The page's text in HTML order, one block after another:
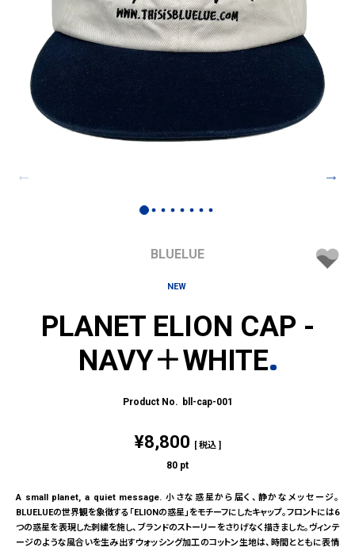
BLUELUE
NEW
PLANET ELION CAP -
NAVY＋WHITE
bll-cap-001
¥8,800 税込
80 pt
A small planet, a quiet message. 小さな惑星から届く、静かなメッセージ。
BLUELUEの世界観を象徴する「ELIONの惑星」をモチーフにしたキャップ。フロントには6
つの惑星を表現した刺繍を施し、ブランドのストーリーをさりげなく描きました。ヴィンテ
ージのような風合いを生み出すウォッシング加工のコットン生地は、時間とともに表情